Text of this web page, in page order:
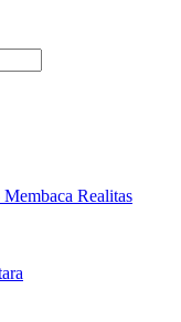
Realitas